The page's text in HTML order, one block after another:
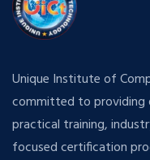
Unique Institute of
committed to providing
practical training,
focused certification